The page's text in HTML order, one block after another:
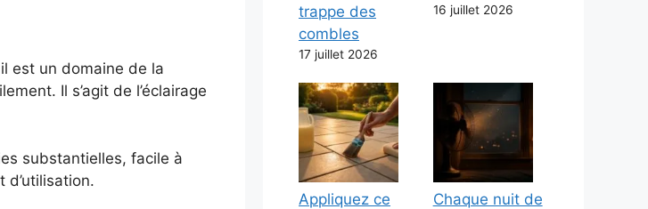
est un domaine de la
Il s’agit de l’éclairage
substantielles, facile à
trappe des
combles
17 juillet 2026
16 juillet 2026
Appliquez ce
Chaque nuit de